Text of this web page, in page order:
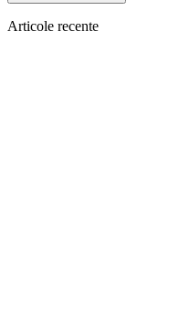
Articole recente